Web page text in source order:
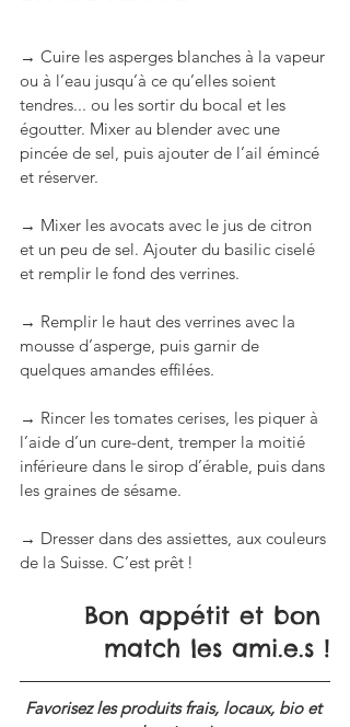
→ Cuire les asperges blanches à la vapeur
ou à l’eau jusqu’à ce qu’elles soient
tendres... ou les sortir du bocal et les
égoutter. Mixer au blender avec une
pincée de sel, puis ajouter de l’ail émincé
et réserver.
→ Mixer les avocats avec le jus de citron
et un peu de sel. Ajouter du basilic ciselé
et remplir le fond des verrines.
→ Remplir le haut des verrines avec la
mousse d’asperge, puis garnir de
quelques amandes effilées.
→ Rincer les tomates cerises, les piquer à
l’aide d’un cure-dent, tremper la moitié
inférieure dans le sirop d’érable, puis dans
les graines de sésame.
→ Dresser dans des assiettes, aux couleurs
de la Suisse. C’est prêt !
Bon appétit et bon
match les ami.e.s !
Favorisez les produits frais, locaux, bio et